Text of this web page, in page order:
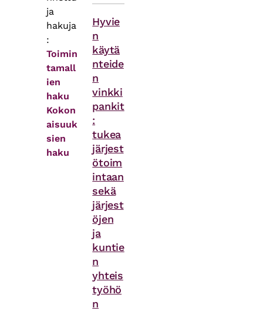
ja
hakuja
:
Toimin
tamall
ien
haku
Kokon
aisuuk
sien
haku
Hyvie
n
käytä
nteide
n
vinkki
pankit
:
tukea
järjest
ötoim
intaan
sekä
järjest
öjen
ja
kuntie
n
yhteis
työhö
n